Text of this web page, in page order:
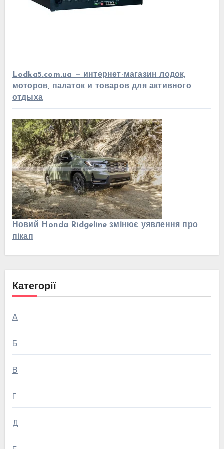
Lodka5.com.ua — интернет-магазин лодок,
моторов, палаток и товаров для активного
отдыха
Новий Honda Ridgeline змінює уявлення про
пікап
Категорії
А
Б
В
Г
Д